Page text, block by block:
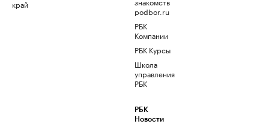
край
podbor.ru
РБК
Компании
РБК Курсы
Школа
управления
РБК
РБК
Новости